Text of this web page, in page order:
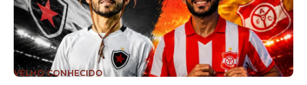
VELHO CONHECIDO